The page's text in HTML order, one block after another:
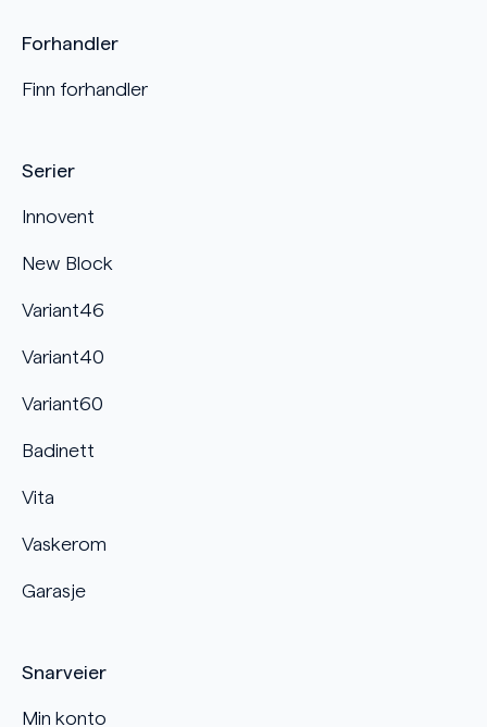
Serier
Innovent
New Block
Variant46
Variant40
Variant60
Badinett
Vita
Vaskerom
Garasje
Forhandler
Finn forhandler
Snarveier
Min konto